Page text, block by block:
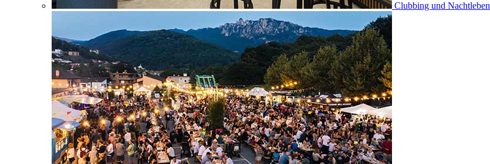
Clubbing und Nachtleben